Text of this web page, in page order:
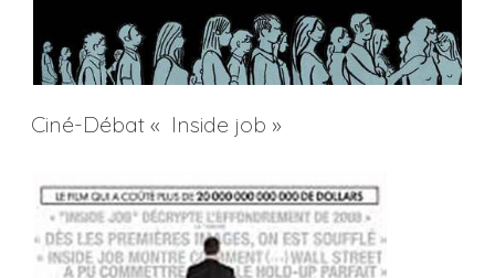
Ciné-Débat « Inside job »